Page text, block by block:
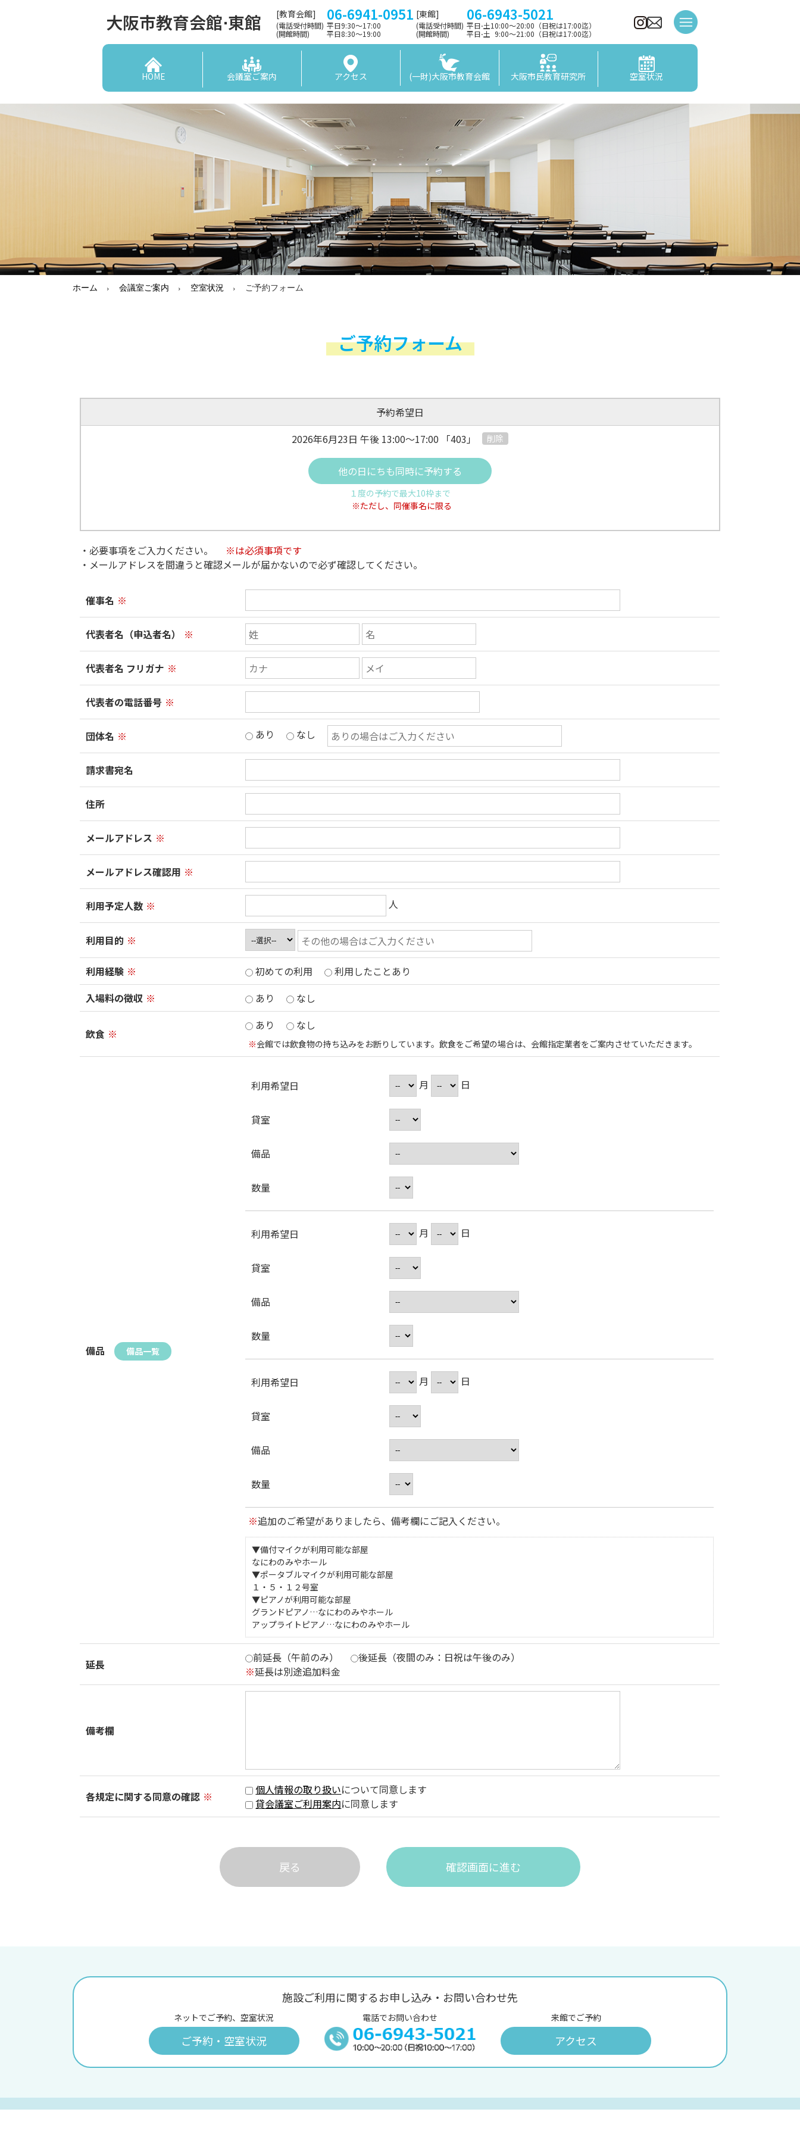
大阪市教育会館⋅東館 [教育会館] 06-6941-0951
(電話受付時間) 平日9:30〜17:00
(開館時間)
平日8:30〜19:00
[東館] 06-6943-5021
(電話受付時間) 平日⋅土10:00～20:00（日祝は17:00迄）
(開館時間)
平日⋅土 9:00〜21:00（日祝は17:00迄）
HOME 会議室ご案内 アクセス (一財)大阪市教育会館 大阪市民教育研究所 空室状況
ホーム 会議室ご案内 空室状況 ご予約フォーム
ご予約フォーム
予約希望日
2026年6月23日 午後 13:00～17:00 「403」 削除
他の日にちも同時に予約する
１度の予約で最大10枠まで
※ただし、同催事名に限る
・必要事項をご入力ください。
※は必須事項です
・メールアドレスを間違うと確認メールが届かないので必ず確認してください。
催事名 ※
代表者名（申込者名） ※
代表者名 フリガナ ※
代表者の電話番号 ※
団体名 ※ あり なし
請求書宛名
住所
メールアドレス ※
メールアドレス確認用 ※
利用予定人数 ※ 人
利用目的 ※
利用経験 ※ 初めての利用
利用したことあり
入場料の徴収 ※ あり なし
飲食 ※
あり なし
※会館では飲食物の持ち込みをお断りしています。飲食をご希望の場合は、会館指定業者をご案内させていただきます。
備品 備品一覧
利用希望日 月 日
貸室
備品
数量
利用希望日 月 日
貸室
備品
数量
利用希望日 月 日
貸室
備品
数量
※追加のご希望がありましたら、備考欄にご記入ください。
▼備付マイクが利用可能な部屋
なにわのみやホール
▼ポータブルマイクが利用可能な部屋
１・５・１２号室
▼ピアノが利用可能な部屋
グランドピアノ…なにわのみやホール
アップライトピアノ…なにわのみやホール
延長 前延長（午前のみ）
後延長（夜間のみ：日祝は午後のみ）
※延長は別途追加料金
備考欄
各規定に関する同意の確認 ※ 個人情報の取り扱いについて同意します
貸会議室ご利用案内に同意します
戻る 確認画面に進む
施設ご利用に関するお申し込み・お問い合わせ先
ネットでご予約、空室状況
ご予約・空室状況
電話でお問い合わせ 来館でご予約
アクセス